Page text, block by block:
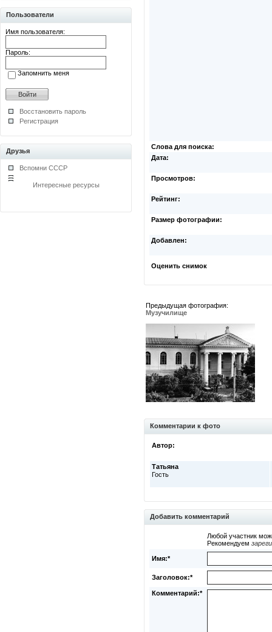
Пользователи
Имя пользователя:
Пароль:
Запомнить меня
Восстановить пароль
Регистрация
Друзья
Вспомни СССР
Интересные ресурсы
Слова для поиска:
Дата:
Просмотров:
Рейтинг:
Размер фотографии:
Добавлен:
Оценить снимок
Предыдущая фотография:
Музучилище
Комментарии к фото
Автор:
Татьяна
Гость
Добавить комментарий
Любой участник
Рекомендуем
Имя:*
Заголовок:*
Комментарий:*